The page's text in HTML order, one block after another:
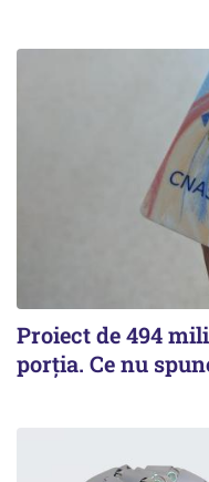
Proiect de 494
porția. Ce nu